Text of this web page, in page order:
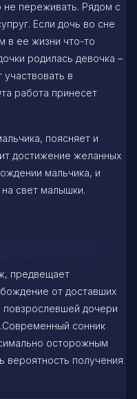
переживать. Рядом с
Если дочь во сне
в ее жизни что-то
родилась девочка –
участвовать в
работа принесет
поясняет и
достижение желанных
мальчика, и
свет малышки.
предвещает
от доставших
повзрослевшей дочери
сонник
осторожным
вероятность получения